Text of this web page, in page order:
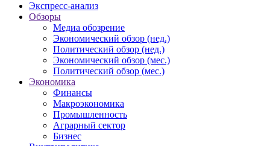
Экспресс-анализ
Обзоры
Медиа обозрение
Экономический обзор (нед.)
Политический обзор (нед.)
Экономический обзор (мес.)
Политический обзор (мес.)
Экономика
Финансы
Макроэкономика
Промышленность
Аграрный сектор
Бизнес